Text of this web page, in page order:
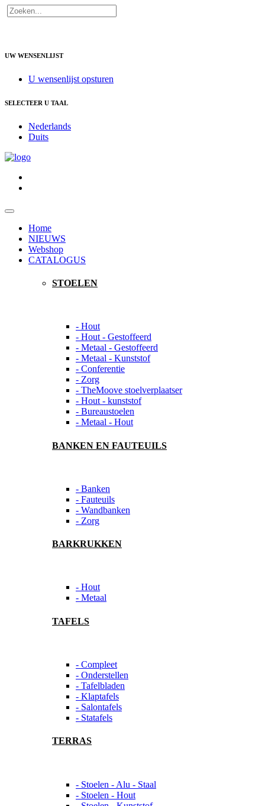
UW WENSENLIJST
U wensenlijst opsturen
SELECTEER U TAAL
Nederlands
Duits
Home
NIEUWS
Webshop
CATALOGUS
STOELEN
- Hout
- Hout - Gestoffeerd
- Metaal - Gestoffeerd
- Metaal - Kunststof
- Conferentie
- Zorg
- TheMoove stoelverplaatser
- Hout - kunststof
- Bureaustoelen
- Metaal - Hout
BANKEN EN FAUTEUILS
- Banken
- Fauteuils
- Wandbanken
- Zorg
BARKRUKKEN
- Hout
- Metaal
TAFELS
- Compleet
- Onderstellen
- Tafelbladen
- Klaptafels
- Salontafels
- Statafels
TERRAS
- Stoelen - Alu - Staal
- Stoelen - Hout